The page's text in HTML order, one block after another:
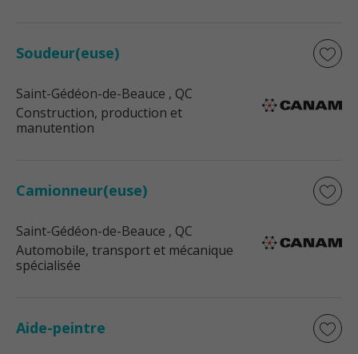
Soudeur(euse)
Saint-Gédéon-de-Beauce , QC
Construction, production et
manutention
Camionneur(euse)
Saint-Gédéon-de-Beauce , QC
Automobile, transport et mécanique
spécialisée
Aide-peintre